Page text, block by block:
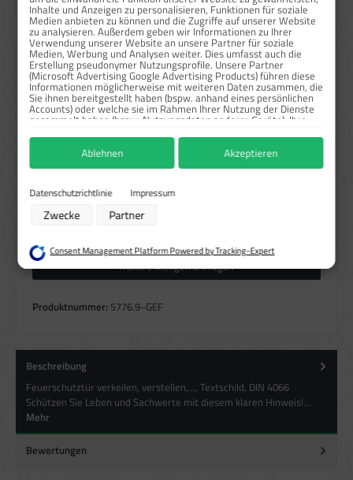
Sofort verfügbar, Lieferzeit: 1-3 Tage
Größeauswählen
297x105 mm
Leuchtstärkeauswählen
auswählen
Produkt Anzahl: Gib den gewünschten Wert ein oder benutze die Schaltflächen um die Anzahl zu
Höhere Mengen anfragen
Produktnummer: 5776.9−GEF
Beschreibung
Feuerschutztür verkeilen, verstellen,..., Textschild, DIN 4066
Schützen Sie Leben und Sachwerte mit diesem klaren Hinweis!…
Mehr
Bewertungen
Inhalte und Anzeigen zu personalisieren, Funktionen für soziale
Medien anbieten zu können und die Zugriffe auf unserer Website
zu analysieren. Außerdem geben wir Informationen zu Ihrer
Verwendung unserer Website an unsere Partner für soziale
Medien, Werbung und Analysen weiter. Dies umfasst auch die
Erstellung pseudonymer Nutzungsprofile. Unsere Partner
(Microsoft Advertising Google Advertising Products) führen diese
Informationen möglicherweise mit weiteren Daten zusammen, die
Sie ihnen bereitgestellt haben (bspw. anhand eines persönlichen
Accounts) oder welche sie im Rahmen Ihrer Nutzung der Dienste
gesammelt haben (bspw. Nutzungsdaten anderer Geräte). Ihre
jederzeit widerrufen, indem Sie auf den Datenschutz-Button links
unten klicken und dort die entsprechenden Anpassungen
vornehmen.
Zwecke der Datenverarbeitung durch unsere Partner:
Verwendung reduzierter Daten zur Auswahl von Werbeanzeigen
Verwendung von Profilen zur Auswahl personalisierter Werbung
Erstellung von Profilen zur Personalisierung von Inhalten
Verwendung von Profilen zur Auswahl personalisierter Inhalte
Messung der Werbeleistung
Analyse von Zielgruppen durch Statistiken oder Kombinationen von Daten
Besondere Features:
Verwendung genauer Standortdaten
Endgeräteeigenschaften zur Identifikation aktiv abfragen
Datenschutzrichtlinie Impressum
Zwecke Partner
Ablehnen Akzeptieren
Consent Management Platform Powered by Tracking-Expert